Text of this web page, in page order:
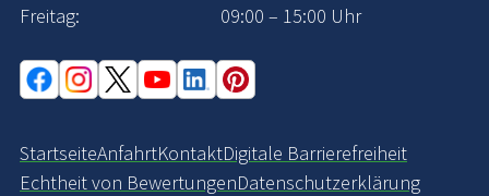
Freitag:
09:00 – 15:00 Uhr
StartseiteAnfahrtKontaktDigitale Barrierefreiheit
Echtheit von BewertungenDatenschutzerklärung